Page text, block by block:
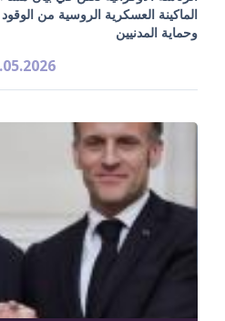
الماكينة العسكرية الروسية من الوقود
وحماية المدنيين